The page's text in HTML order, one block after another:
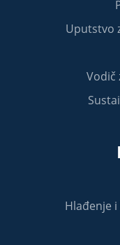
Uputstvo
Vodič
Hlađenje